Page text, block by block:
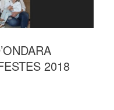
2018